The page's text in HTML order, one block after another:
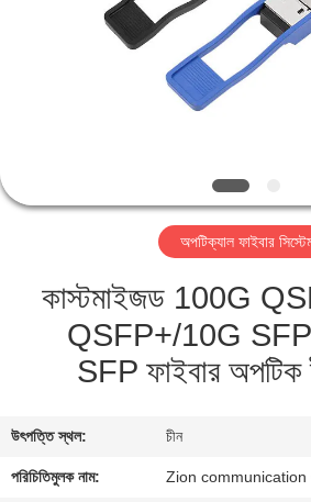
যোগাযোগ
উদ্ধৃতির
আবেদন
সাইট
ম্যাপ
অপটিক্যাল ফাইবার
কাস্টমাইজড 100G
QSFP+/10G
SFP ফাইবার অপটিক
উৎপত্তি স্থল: চীন
পরিচিতিমুলক নাম: Zion communication